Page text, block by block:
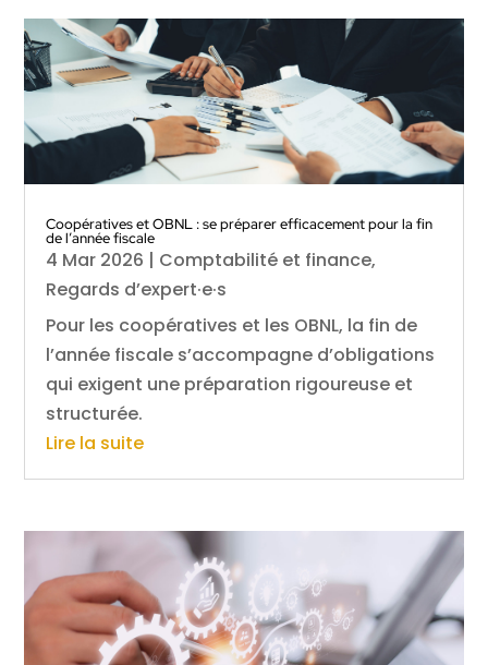
Coopératives et OBNL : se préparer efficacement pour la fin
de l’année fiscale
4 Mar 2026 | Comptabilité et finance,
Regards d’expert·e·s
Pour les coopératives et les OBNL, la fin de
l’année fiscale s’accompagne d’obligations
qui exigent une préparation rigoureuse et
structurée.
Lire la suite